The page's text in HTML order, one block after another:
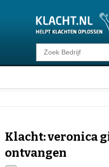
Klacht melden
Klacht: veronica
ontvangen